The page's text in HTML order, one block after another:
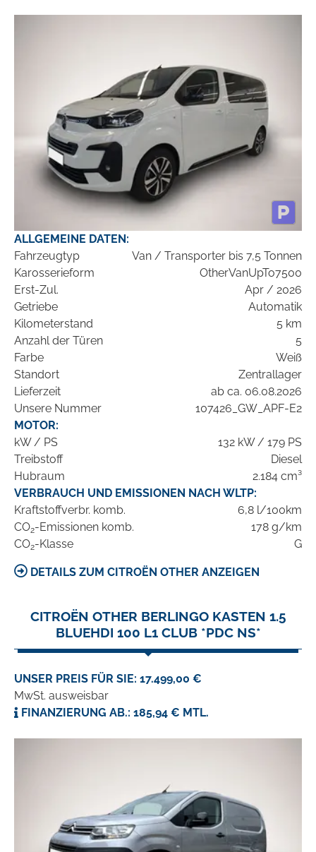
ALLGEMEINE DATEN:
Fahrzeugtyp
Van / Transporter bis 7,5 Tonnen
Karosserieform
OtherVanUpTo7500
Erst-Zul.
Apr / 2026
Getriebe
Automatik
Kilometerstand
5 km
Anzahl der Türen
5
Farbe
Weiß
Standort
Zentrallager
Lieferzeit
ab ca. 06.08.2026
Unsere Nummer
107426_GW_APF-E2
MOTOR:
kW / PS
132 kW / 179 PS
Treibstoff
Diesel
Hubraum
2.184 cm³
VERBRAUCH UND EMISSIONEN NACH WLTP:
Kraftstoffverbr. komb.
6,8 l/100km
CO2-Emissionen komb.
178 g/km
CO2-Klasse G
DETAILS ZUM CITROËN OTHER ANZEIGEN
CITROËN OTHER BERLINGO KASTEN 1.5
BLUEHDI 100 L1 CLUB *PDC NS*
UNSER PREIS FÜR SIE: 17.499,00 €
MwSt. ausweisbar
FINANZIERUNG AB.: 185,94 € MTL.